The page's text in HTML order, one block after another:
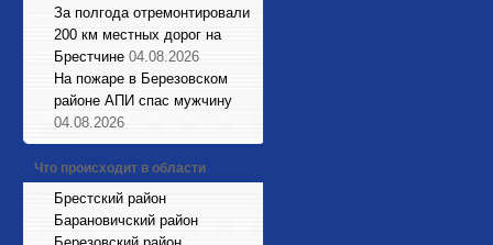
За полгода отремонтировали
200 км местных дорог на
Брестчине 04.08.2026
На пожаре в Березовском
районе АПИ спас мужчину
04.08.2026
Что происходит в области
Брестский район
Барановичский район